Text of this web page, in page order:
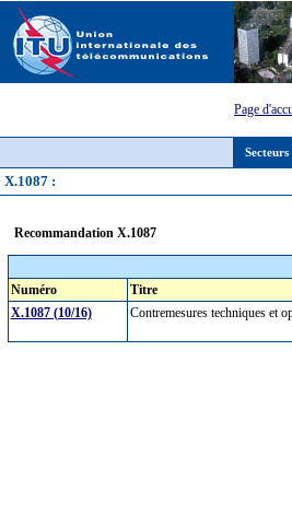
Page
X.1087 :
Recommandation X.1087
Numéro
Titre
X.1087 (10/16)
Contremesures techniques et